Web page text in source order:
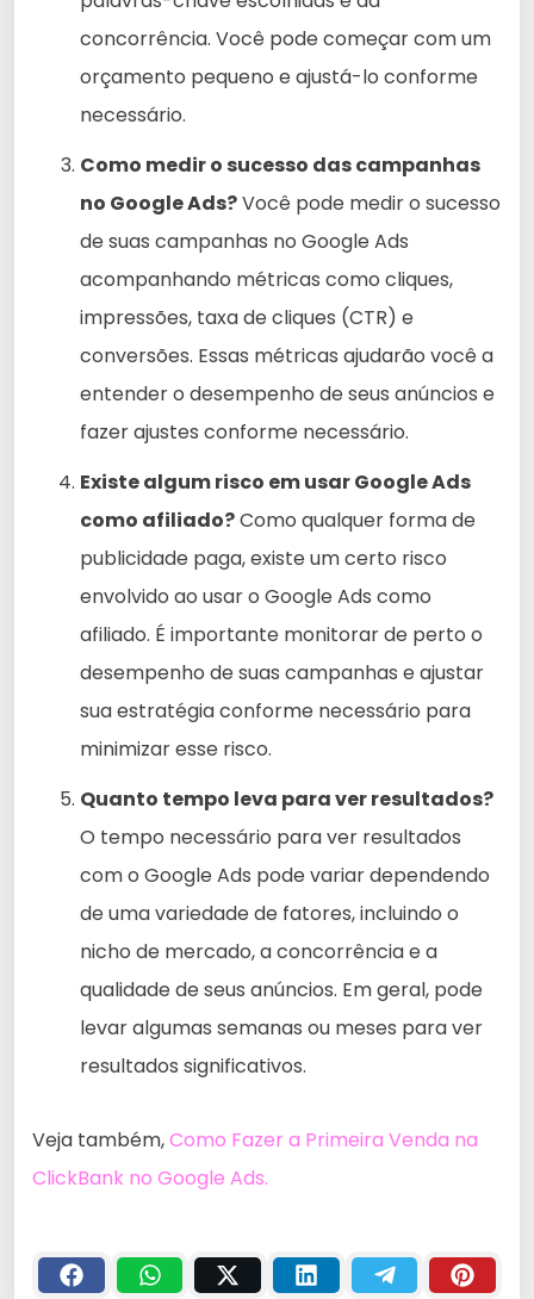
concorrência. Você pode começar com um
orçamento pequeno e ajustá-lo conforme
necessário.
Como medir o sucesso das campanhas
no Google Ads?Você pode medir o sucesso
de suas campanhas no Google Ads
acompanhando métricas como cliques,
impressões, taxa de cliques (CTR) e
conversões. Essas métricas ajudarão você a
entender o desempenho de seus anúncios e
fazer ajustes conforme necessário.
Existe algum risco em usar Google Ads
como afiliado?Como qualquer forma de
publicidade paga, existe um certo risco
envolvido ao usar o Google Ads como
afiliado. É importante monitorar de perto o
desempenho de suas campanhas e ajustar
sua estratégia conforme necessário para
minimizar esse risco.
Quanto tempo leva para ver resultados?
O tempo necessário para ver resultados
com o Google Ads pode variar dependendo
de uma variedade de fatores, incluindo o
nicho de mercado, a concorrência e a
qualidade de seus anúncios. Em geral, pode
levar algumas semanas ou meses para ver
resultados significativos.
Veja também,Como Fazer a Primeira Venda na
ClickBank no Google Ads.